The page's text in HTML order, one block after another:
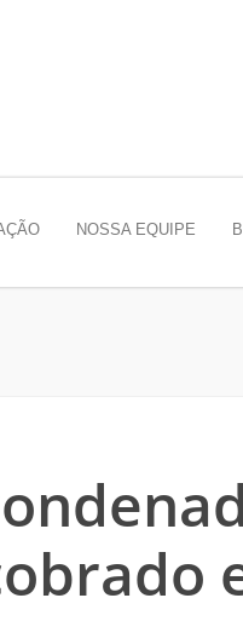
NOSSA EQUIPE